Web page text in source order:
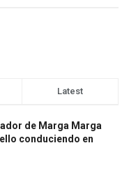
Latest
de Marga Marga
conduciendo en